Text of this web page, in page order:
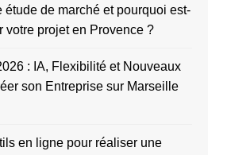
étude de marché et pourquoi est-
votre projet en Provence ?
: IA, Flexibilité et Nouveaux
son Entreprise sur Marseille
en ligne pour réaliser une